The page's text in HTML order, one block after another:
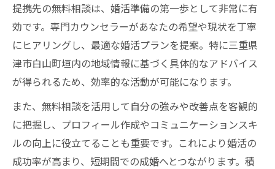
提携先の無料相談は、婚活準備の第一歩として非常に有
効です。専門カウンセラーがあなたの希望や現状を丁寧
にヒアリングし、最適な婚活プランを提案。特に三重県
津市白山町垣内の地域情報に基づく具体的なアドバイス
が得られるため、効率的な活動が可能になります。
また、無料相談を活用して自分の強みや改善点を客観的
に把握し、プロフィール作成やコミュニケーションスキ
ルの向上に役立てることも重要です。これにより婚活の
成功率が高まり、短期間での成婚へとつながります。積